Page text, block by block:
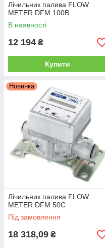
Лічильник палива FLOW
METER DFM 100B
В наявності
12 194 ₴
Купити
Новинка
Лічильник палива FLOW
METER DFM 50C
Під замовлення
18 318,09 ₴